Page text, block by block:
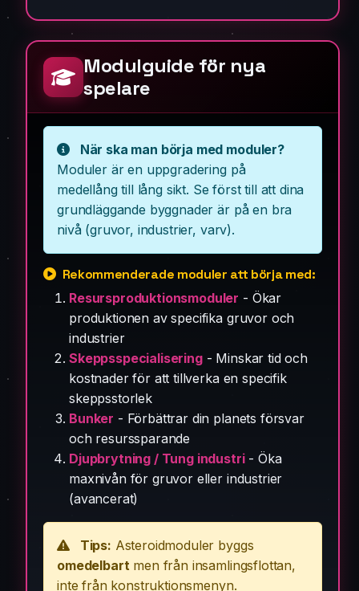
Modulguide för nya
spelare
När ska man börja med moduler?
Moduler är en uppgradering på
medellång till lång sikt. Se först till att dina
grundläggande byggnader är på en bra
nivå (gruvor, industrier, varv).
Rekommenderade moduler att börja med:
Resursproduktionsmoduler - Ökar
produktionen av specifika gruvor och
industrier
Skeppsspecialisering- Minskar tid och
kostnader för att tillverka en specifik
skeppsstorlek
Bunker - Förbättrar din planets försvar
och resurssparande
Djupbrytning / Tung industri- Öka
maxnivån för gruvor eller industrier
(avancerat)
Tips: Asteroidmoduler byggs
omedelbart men från insamlingsflottan,
inte från konstruktionsmenyn.